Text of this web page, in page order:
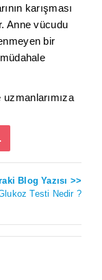
karışması
Anne vücudu
bir
Blog Yazısı >>
Testi Nedir ?